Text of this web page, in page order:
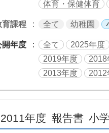
体育・保健体育
育課程 全て 幼稚園
開年度 全て 2025年度
2019年度
2018
2013年度
2012
2011年度 報告書 小